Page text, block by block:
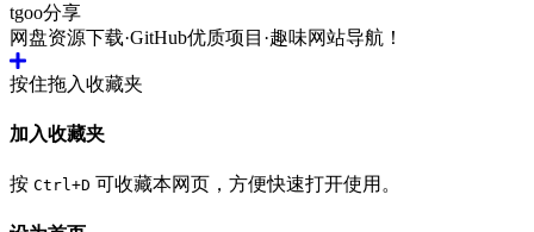
tgoo分享
网盘资源下载·GitHub优质项目·趣味网站导航！
按住拖入收藏夹
加入收藏夹
按 Ctrl+D 可收藏本网页，方便快速打开使用。